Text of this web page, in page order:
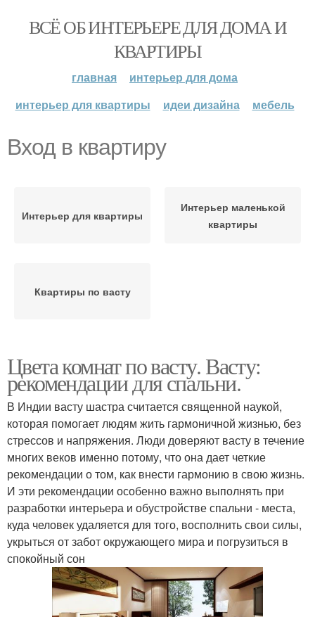
ВСЁ ОБ ИНТЕРЬЕРЕ ДЛЯ ДОМА И
КВАРТИРЫ
главная
интерьер для дома
интерьер для квартиры
идеи дизайна мебель
Вход в квартиру
Интерьер для квартиры
Интерьер маленькой
квартиры
Квартиры по васту
Цвета комнат по васту. Васту:
рекомендации для спальни.
В Индии васту шастра считается священной наукой,
которая помогает людям жить гармоничной жизнью, без
стрессов и напряжения. Люди доверяют васту в течение
многих веков именно потому, что она дает четкие
рекомендации о том, как внести гармонию в свою жизнь.
И эти рекомендации особенно важно выполнять при
разработки интерьера и обустройстве спальни - места,
куда человек удаляется для того, восполнить свои силы,
укрыться от забот окружающего мира и погрузиться в
спокойный сон